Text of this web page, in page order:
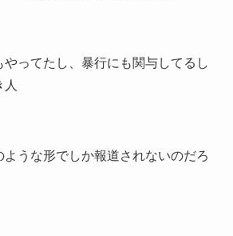
ってたし、暴行にも関与してるし
うな形でしか報道されないのだろ